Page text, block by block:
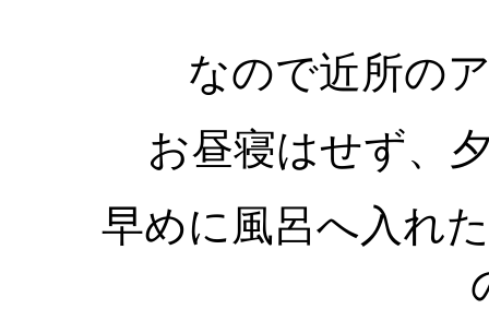
なので近所の
お昼寝はせず、
早めに風呂へ入れ